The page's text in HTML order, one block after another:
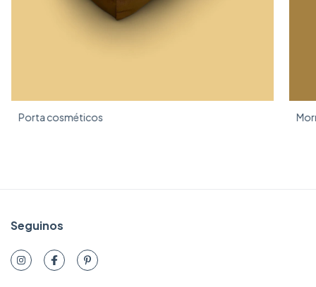
Porta cosméticos
Seguinos